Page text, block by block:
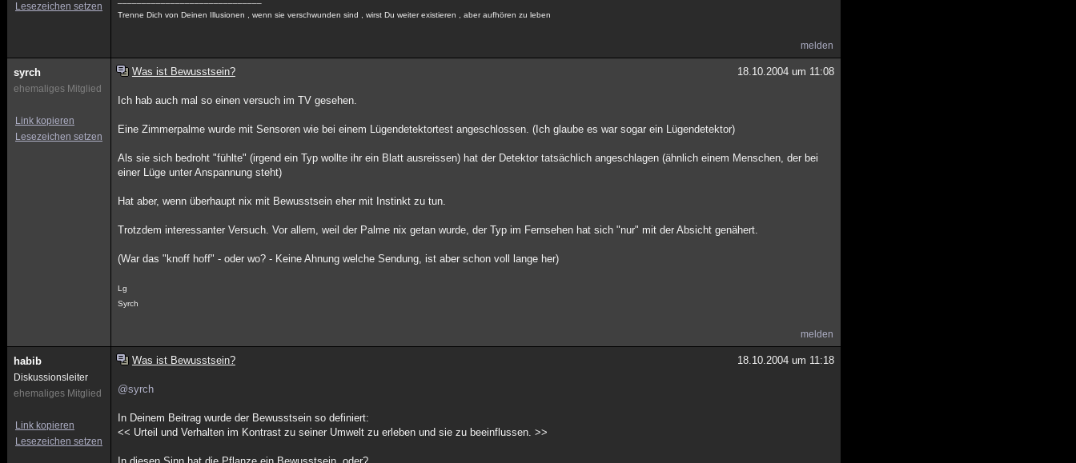
Lesezeichen setzen
Trenne Dich von Deinen Illusionen , wenn sie verschwunden sind , wirst Du weiter existieren , aber aufhören zu leben
melden
syrch
ehemaliges Mitglied
Link kopieren
Lesezeichen setzen
Was ist Bewusstsein? 18.10.2004 um 11:08
Ich hab auch mal so einen versuch im TV gesehen.
Eine Zimmerpalme wurde mit Sensoren wie bei einem Lügendetektortest angeschlossen. (Ich glaube es war sogar ein Lügendetektor)
Als sie sich bedroht "fühlte" (irgend ein Typ wollte ihr ein Blatt ausreissen) hat der Detektor tatsächlich angeschlagen (ähnlich einem Menschen, der bei
einer Lüge unter Anspannung steht)
Hat aber, wenn überhaupt nix mit Bewusstsein eher mit Instinkt zu tun.
Trotzdem interessanter Versuch. Vor allem, weil der Palme nix getan wurde, der Typ im Fernsehen hat sich "nur" mit der Absicht genähert.
(War das "knoff hoff" - oder wo? - Keine Ahnung welche Sendung, ist aber schon voll lange her)
Lg
Syrch
melden
habib
Diskussionsleiter
ehemaliges Mitglied
Link kopieren
Lesezeichen setzen
Was ist Bewusstsein? 18.10.2004 um 11:18
@syrch
In Deinem Beitrag wurde der Bewusstsein so definiert:
<< Urteil und Verhalten im Kontrast zu seiner Umwelt zu erleben und sie zu beeinflussen. >>